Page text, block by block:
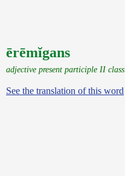
ērēmĭgans
adjective present participle II class
See the translation of this word